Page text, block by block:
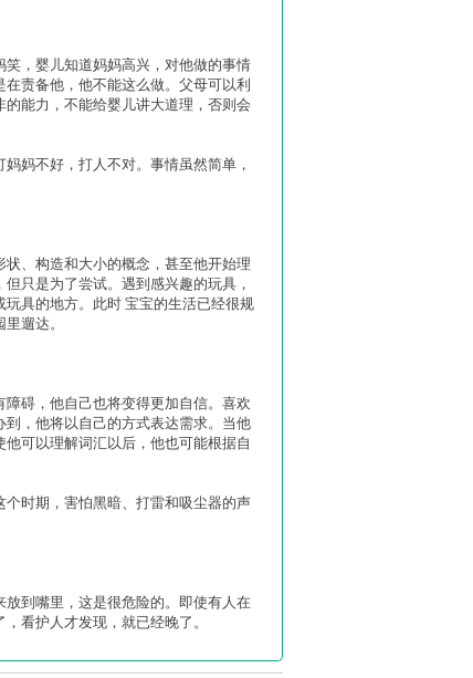
，婴儿知道妈妈高兴，对他做的事情
责备他，他不能这么做。父母可以利
能力，不能给婴儿讲大道理，否则会
妈不好，打人不对。事情虽然简单，
、构造和大小的概念，甚至他开始理
只是为了尝试。遇到感兴趣的玩具，
具的地方。此时 宝宝的生活已经很规
遛达。
碍，他自己也将变得更加自信。喜欢
，他将以自己的方式表达需求。当他
可以理解词汇以后，他也可能根据自
时期，害怕黑暗、打雷和吸尘器的声
到嘴里，这是很危险的。即使有人在
看护人才发现，就已经晚了。